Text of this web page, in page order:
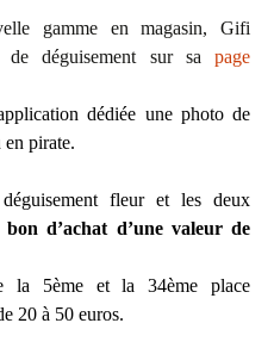
gamme en magasin, Gifi
de déguisement sur sa page
dédiée une photo de
pirate.
fleur et les deux
bon d’achat d’une valeur de
la 5ème et la 34ème place
20 à 50 euros.